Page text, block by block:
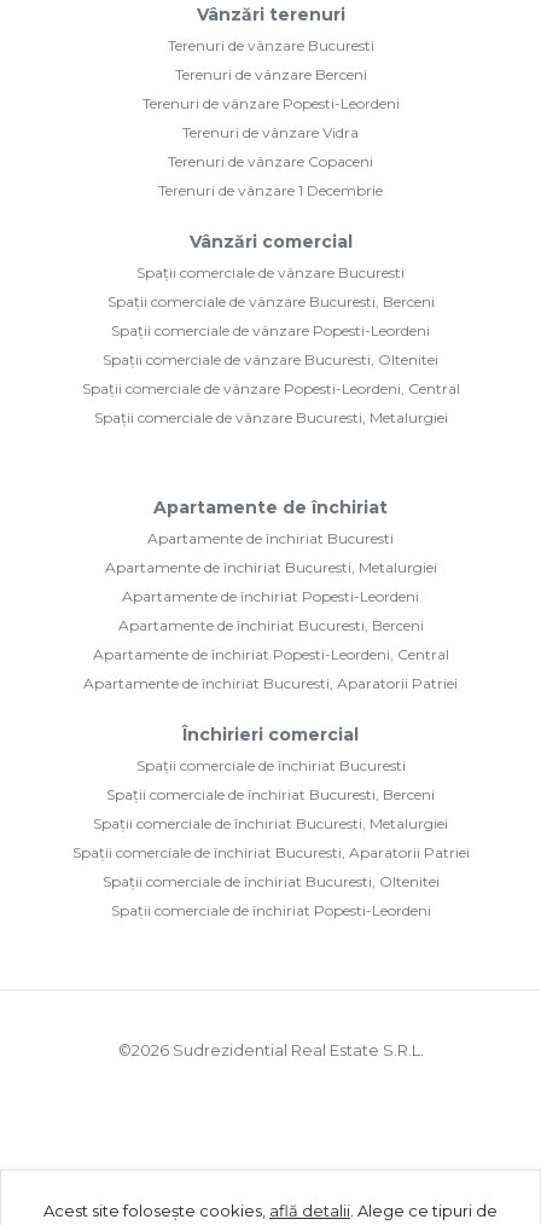
Vânzări terenuri
Terenuri de vânzare Bucuresti
Terenuri de vânzare Berceni
Terenuri de vânzare Popesti-Leordeni
Terenuri de vânzare Vidra
Terenuri de vânzare Copaceni
Terenuri de vânzare 1 Decembrie
Vânzări comercial
Spații comerciale de vânzare Bucuresti
Spații comerciale de vânzare Bucuresti, Berceni
Spații comerciale de vânzare Popesti-Leordeni
Spații comerciale de vânzare Bucuresti, Oltenitei
Spații comerciale de vânzare Popesti-Leordeni, Central
Spații comerciale de vânzare Bucuresti, Metalurgiei
Apartamente de închiriat
Apartamente de închiriat Bucuresti
Apartamente de închiriat Bucuresti, Metalurgiei
Apartamente de închiriat Popesti-Leordeni
Apartamente de închiriat Bucuresti, Berceni
Apartamente de închiriat Popesti-Leordeni, Central
Apartamente de închiriat Bucuresti, Aparatorii Patriei
Închirieri comercial
Spații comerciale de închiriat Bucuresti
Spații comerciale de închiriat Bucuresti, Berceni
Spații comerciale de închiriat Bucuresti, Metalurgiei
Spații comerciale de închiriat Bucuresti, Aparatorii Patriei
Spații comerciale de închiriat Bucuresti, Oltenitei
Spații comerciale de închiriat Popesti-Leordeni
©2026Sudrezidential Real Estate S.R.L.
Acest site folosește cookies, află detalii Alege ce tipuri de